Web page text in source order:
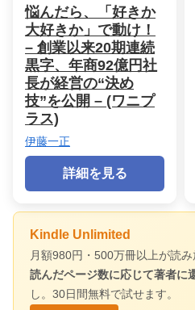
悩んだら、「好きか
大好きか」で動け！
– 創業以来20期連続
黒字、年商92億円社
長が経営の“決め
技”を公開 – (ワニプ
ラス)
伊藤一正
詳細を見る
Kindle Unlimited
月額980円・500万冊以上が読み
読んだページ数に応じて著者に
し。30日間無料で試せます。